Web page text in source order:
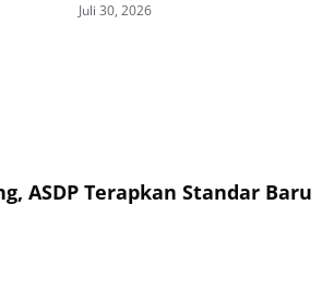
Juli 30, 2026
ASDP Terapkan Standar Baru